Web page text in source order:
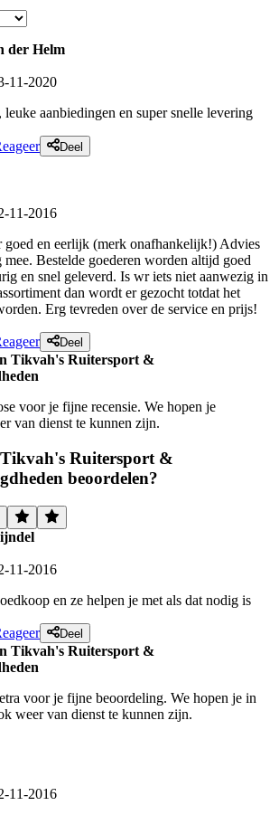
der Helm
11-2020
aanbiedingen en super snelle levering
Deel
11-2016
en eerlijk (merk onafhankelijk!) Advies
mee. Bestelde goederen worden altijd goed
en snel geleverd. Is wr iets niet aanwezig in
dan wordt er gezocht totdat het
Erg tevreden over de service en prijs!
Deel
Tikvah's Ruitersport &
voor je fijne recensie. We hopen je
van dienst te kunnen zijn.
Ruitersport &
beoordelen?
11-2016
en ze helpen je met als dat nodig is
Deel
Tikvah's Ruitersport &
voor je fijne beoordeling. We hopen je in
weer van dienst te kunnen zijn.
11-2016